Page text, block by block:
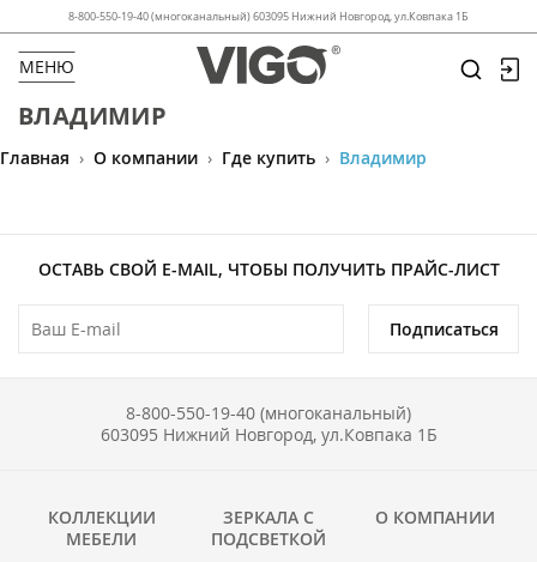
8-800-550-19-40 (многоканальный) 603095 Нижний Новгород, ул.Ковпака 1Б
МЕНЮ
ВЛАДИМИР
Главная › О компании › Где купить › Владимир
ОСТАВЬ СВОЙ E-MAIL, ЧТОБЫ ПОЛУЧИТЬ ПРАЙС-ЛИСТ
Подписаться
8-800-550-19-40 (многоканальный)
603095 Нижний Новгород, ул.Ковпака 1Б
КОЛЛЕКЦИИ
МЕБЕЛИ
ЗЕРКАЛА С
ПОДСВЕТКОЙ
О КОМПАНИИ